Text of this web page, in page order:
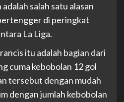
salah satu alasan
di peringkat
La Liga.
itu adalah bagian dari
cuma kebobolan 12 gol
tersebut dengan mudah
dengan jumlah kebobolan